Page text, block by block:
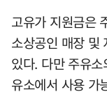
고유가 지원금은
소상공인 매장 및
있다. 다만 주유
유소에서 사용 가